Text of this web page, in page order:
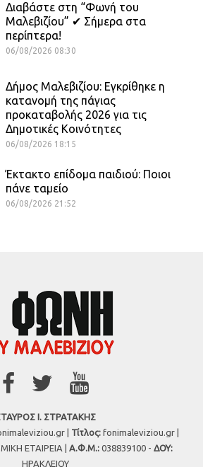
Διαβάστε στη “Φωνή του
Μαλεβιζίου” ✔ Σήμερα στα
περίπτερα!
06/08/2026 08:30
Δήμος Μαλεβιζίου: Εγκρίθηκε η
κατανομή της πάγιας
προκαταβολής 2026 για τις
Δημοτικές Κοινότητες
06/08/2026 18:15
Έκτακτο επίδομα παιδιού: Ποιοι
πάνε ταμείο
06/08/2026 21:52
Ι. ΣΤΡΑΤΑΚΗΣ
| Τίτλος:fonimaleviziou.gr |
ΕΤΑΙΡΕΙΑ | Α.Φ.Μ.: 038839100 - ΔΟΥ:
ΗΡΑΚΛΕΙΟΥ